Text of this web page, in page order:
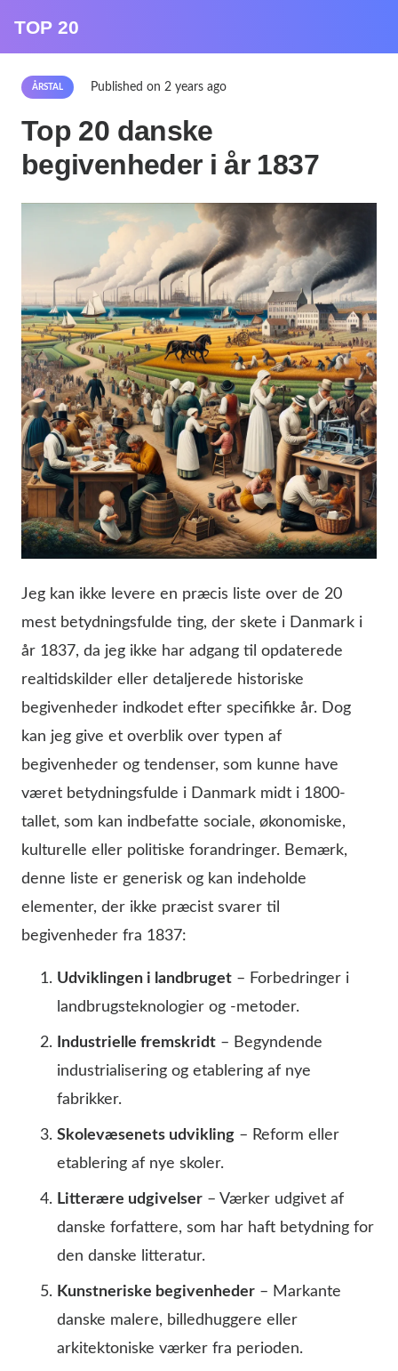
TOP 20
ÅRSTAL Published on2 years ago
Top 20 danske
begivenheder i år 1837
Jeg kan ikke levere en præcis liste over de 20
mest betydningsfulde ting, der skete i Danmark i
år 1837, da jeg ikke har adgang til opdaterede
realtidskilder eller detaljerede historiske
begivenheder indkodet efter specifikke år. Dog
kan jeg give et overblik over typen af
begivenheder og tendenser, som kunne have
været betydningsfulde i Danmark midt i 1800-
tallet, som kan indbefatte sociale, økonomiske,
kulturelle eller politiske forandringer. Bemærk,
denne liste er generisk og kan indeholde
elementer, der ikke præcist svarer til
begivenheder fra 1837:
Udviklingen i landbruget – Forbedringer i
landbrugsteknologier og -metoder.
Industrielle fremskridt – Begyndende
industrialisering og etablering af nye
fabrikker.
Skolevæsenets udvikling – Reform eller
etablering af nye skoler.
Litterære udgivelser – Værker udgivet af
danske forfattere, som har haft betydning for
den danske litteratur.
Kunstneriske begivenheder – Markante
danske malere, billedhuggere eller
arkitektoniske værker fra perioden.